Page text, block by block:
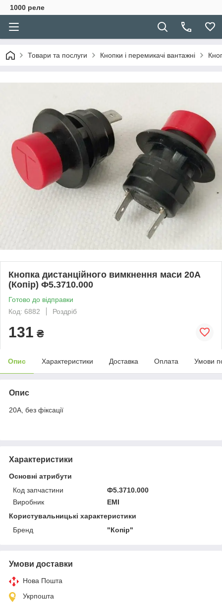
1000 реле
Товари та послуги Кнопки і перемикачі вантажні
Кнопка дистанційного вимкнення маси 20А
(Кoпір) Ф5.3710.000
Готово до відправки
Код: 6882
Роздріб
131 ₴
Опис Характеристики Доставка Оплата Умови
Опис
20А, без фіксації
Характеристики
Основні атрибути
Код запчастини
Ф5.3710.000
Виробник
ЕМІ
Користувальницькі характеристики
Бренд
"Кoпір"
Умови доставки
Нова Пошта
Укрпошта